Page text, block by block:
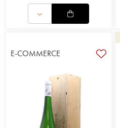
E-COMMERCE